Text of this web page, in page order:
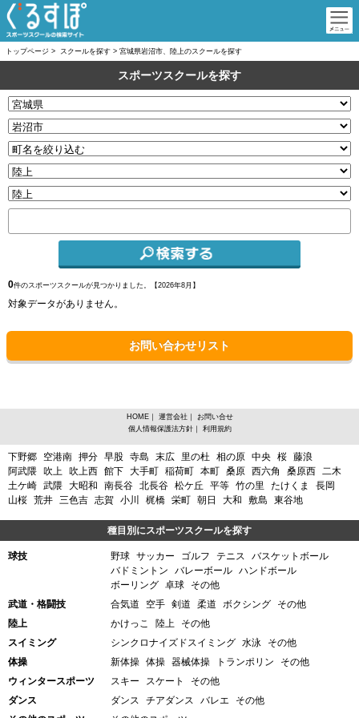
トップページ > スクールを探す > 宮城県岩沼市、陸上のスクールを探す
スポーツスクールを探す
0件のスポーツスクールが見つかりました。【2026年8月】
対象データがありません。
お問い合わせリスト
宮城県岩沼市、陸上からスポーツスクールを探す
下野郷 空港南 押分 早股 寺島 末広 里の杜 相の原 中央 桜 藤浪
阿武隈
吹上 吹上西 館下 大手町 稲荷町 本町 桑原 西六角 桑原西 二木
土ケ崎 武隈 大昭和 南長谷 北長谷 松ケ丘 平等 竹の里 たけくま
長岡
山桜 荒井 三色吉 志賀 小川 梶橋 栄町 朝日 大和 敷島 東谷地
種目別にスポーツスクールを探す
球技 野球 サッカー ゴルフ テニス
バスケットボール
バドミントン
バレーボール ハンドボール
ボーリング 卓球
その他
武道・格闘技
合気道 空手 剣道 柔道 ボクシング
その他
陸上
かけっこ 陸上
その他
スイミング
シンクロナイズドスイミング 水泳
その他
体操
新体操 体操 器械体操 トランポリン
その他
ウィンタースポーツ
スキー スケート
その他
ダンス
ダンス チアダンス バレエ
その他
HOME｜ 運営会社 ｜
お問い合せ
個人情報保護法方針｜ 利用規約